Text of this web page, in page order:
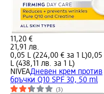
11,20 €
21,91 лв.
0,05 L (224,00 € за 1 L)0,05
L (438,11 лв. за 1 L)
NIVEAДневен крем против
бръчки Q10 SPF 30, 50 ml
(3)